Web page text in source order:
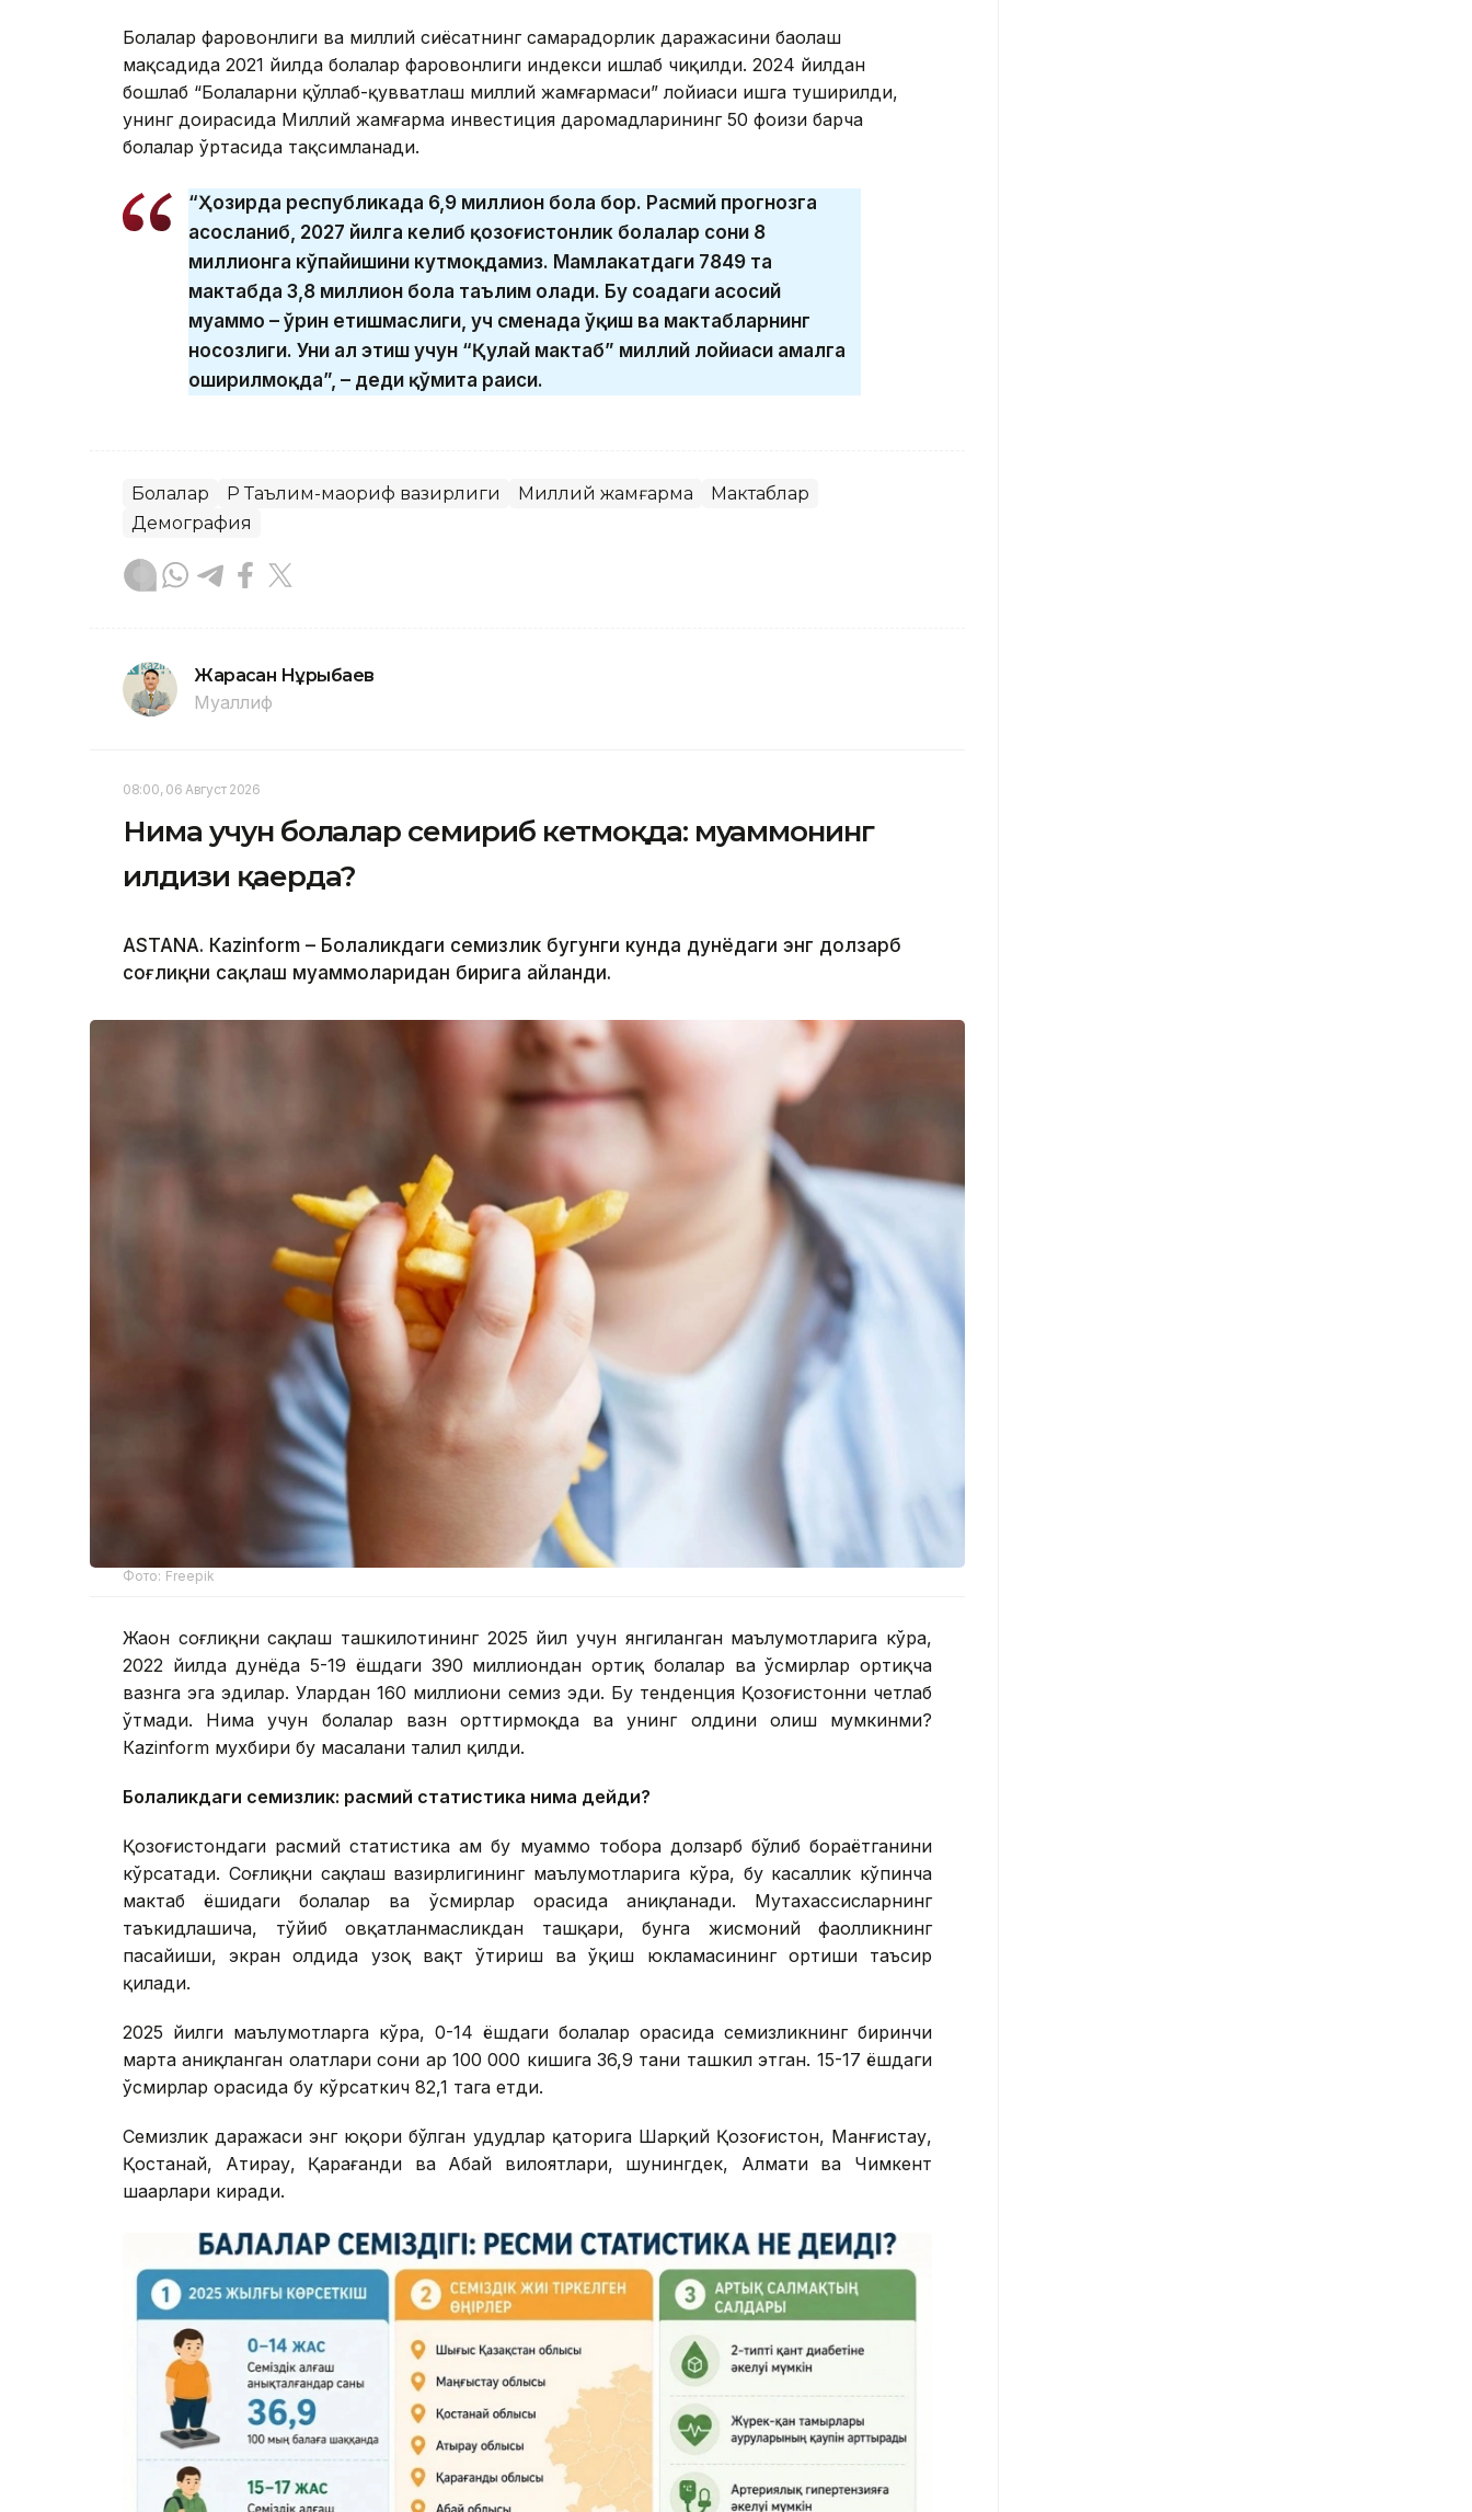
Болалар фаровонлиги ва миллий сиёсатнинг самарадорлик даражасини баҳолаш
мақсадида 2021 йилда болалар фаровонлиги индекси ишлаб чиқилди. 2024 йилдан
бошлаб “Болаларни қўллаб-қувватлаш миллий жамғармаси” лойиҳаси ишга туширилди,
унинг доирасида Миллий жамғарма инвестиция даромадларининг 50 фоизи барча
болалар ўртасида тақсимланади.
“Ҳозирда республикада 6,9 миллион бола бор. Расмий прогнозга
асосланиб, 2027 йилга келиб қозоғистонлик болалар сони 8
миллионга кўпайишини кутмоқдамиз. Мамлакатдаги 7849 та
мактабда 3,8 миллион бола таълим олади. Бу соҳадаги асосий
муаммо – ўрин етишмаслиги, уч сменада ўқиш ва мактабларнинг
носозлиги. Уни ҳал этиш учун “Қулай мактаб” миллий лойиҳаси амалга
оширилмоқда”, – деди қўмита раиси.
Болалар ҚР Таълим-маориф вазирлиги Миллий жамғарма
Мактаблар
Демография
Жарасқан Нұрыбаев
Муаллиф
08:00, 06 Август 2026
Нима учун болалар семириб кетмоқда: муаммонинг
илдизи қаерда?
ASTANА. Кazinform – Болаликдаги семизлик бугунги кунда дунёдаги энг долзарб
соғлиқни сақлаш муаммоларидан бирига айланди.
Фото: Freepik
Жаҳон соғлиқни сақлаш ташкилотининг 2025 йил учун янгиланган маълумотларига кўра,
2022 йилда дунёда 5-19 ёшдаги 390 миллиондан ортиқ болалар ва ўсмирлар ортиқча
вазнга эга эдилар. Улардан 160 миллиони семиз эди. Бу тенденция Қозоғистонни четлаб
ўтмади. Нима учун болалар вазн орттирмоқда ва унинг олдини олиш мумкинми?
Кazinform мухбири бу масалани таҳлил қилди.
Болаликдаги семизлик: расмий статистика нима дейди?
Қозоғистондаги расмий статистика ҳам бу муаммо тобора долзарб бўлиб бораётганини
кўрсатади. Соғлиқни сақлаш вазирлигининг маълумотларига кўра, бу касаллик кўпинча
мактаб ёшидаги болалар ва ўсмирлар орасида аниқланади. Мутахассисларнинг
таъкидлашича, тўйиб овқатланмасликдан ташқари, бунга жисмоний фаолликнинг
пасайиши, экран олдида узоқ вақт ўтириш ва ўқиш юкламасининг ортиши таъсир
қилади.
2025 йилги маълумотларга кўра, 0-14 ёшдаги болалар орасида семизликнинг биринчи
марта аниқланган ҳолатлари сони ҳар 100 000 кишига 36,9 тани ташкил этган. 15-17 ёшдаги
ўсмирлар орасида бу кўрсаткич 82,1 тага етди.
Семизлик даражаси энг юқори бўлган ҳудудлар қаторига Шарқий Қозоғистон, Манғистау,
Қостанай, Атирау, Қарағанди ва Абай вилоятлари, шунингдек, Алмати ва Чимкент
шаҳарлари киради.